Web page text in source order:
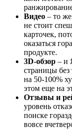
Видео – то
не стоит
карточек,
оказаться
продукте.
3D-обзор – и
страницы без
на 50-100%
этом еще на
Отзывы и
уровень
поиске
вовсе